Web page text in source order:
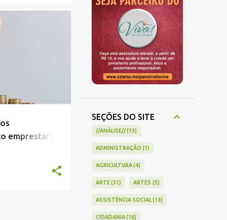
emprestaram
SEÇÕES DO SITE
//ANÁLISE// 13
ADMINISTRAÇÃO 1
AGRICULTURA 4
ARTE 31 ARTES 5
ASSISTÊNCIA SOCIAL 13
CIDADANIA 16